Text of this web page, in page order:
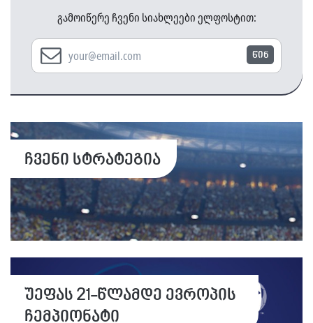
გამოიწერე ჩვენი სიახლეები ელფოსტით:
წინ
ჩვენი სტრატეგია
უეფას 21-წლამდე ევროპის
ჩემპიონატი